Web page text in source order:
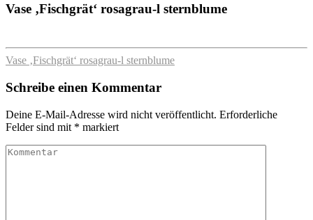
Vase ‚Fischgrät‘ rosagrau-l sternblume
Vase ‚Fischgrät‘ rosagrau-l sternblume
Schreibe einen Kommentar
Deine E-Mail-Adresse wird nicht veröffentlicht. Erforderliche
Felder sind mit * markiert